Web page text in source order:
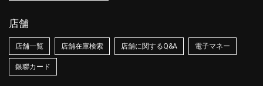
店舗
店舗一覧 店舗在庫検索 店舗に関するQ&A 電子マネー
銀聯カード